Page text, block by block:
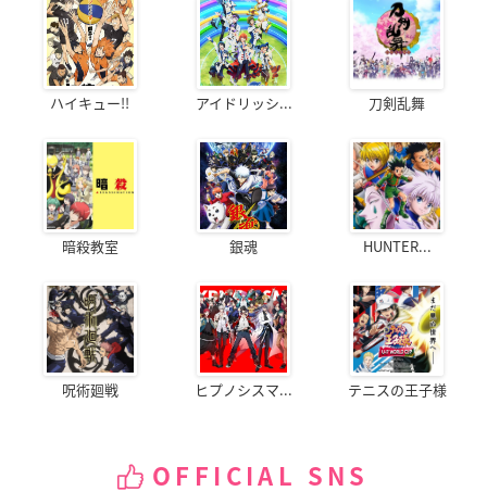
ハイキュー!! アイドリッシ... 刀剣乱舞
暗殺教室 銀魂 HUNTER...
呪術廻戦 ヒプノシスマ... テニスの王子様
OFFICIAL SNS